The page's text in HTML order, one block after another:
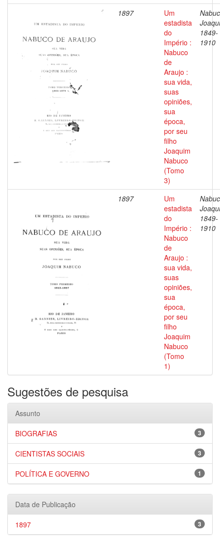
1897
Um
estadista
do
Império :
Nabuco
de
Araujo :
sua vida,
suas
opiniões,
sua
época,
por seu
filho
Joaquim
Nabuco
(Tomo
3)
1849-
1910
1897
Um
estadista
do
Império :
Nabuco
de
Araujo :
sua vida,
suas
opiniões,
sua
época,
por seu
filho
Joaquim
Nabuco
(Tomo
1)
1849-
1910
Sugestões de pesquisa
Assunto
3
BIOGRAFIAS
3
CIENTISTAS SOCIAIS
1
POLÍTICA E GOVERNO
Data de Publicação
3
1897